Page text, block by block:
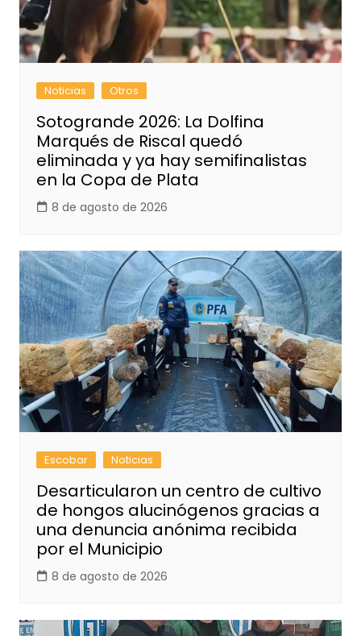
Noticias Otros
Sotogrande 2026: La Dolfina
Marqués de Riscal quedó
eliminada y ya hay semifinalistas
en la Copa de Plata
8 de agosto de 2026
Escobar Noticias
Desarticularon un centro de cultivo
de hongos alucinógenos gracias a
una denuncia anónima recibida
por el Municipio
8 de agosto de 2026